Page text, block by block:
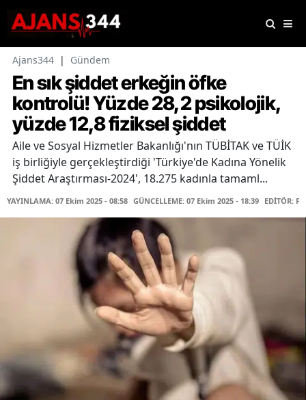
Ajans344 | Gündem
En sık şiddet erkeğin öfke
kontrolü! Yüzde 28,2 psikolojik,
yüzde 12,8 fiziksel şiddet
Aile ve Sosyal Hizmetler Bakanlığı'nın TÜBİTAK ve TÜİK
iş birliğiyle gerçekleştirdiği 'Türkiye'de Kadına Yönelik
Şiddet Araştırması-2024', 18.275 kadınla tamaml...
YAYINLAMA: 07 Ekim 2025 - 08:58 GÜNCELLEME: 07 Ekim 2025 - 18:39 EDİTÖR: